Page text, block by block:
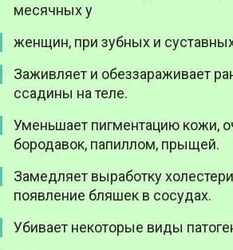
месячных у
женщин, при зубных и
Заживляет и обеззараживает
ссадины на теле.
Уменьшает пигментацию кожи,
бородавок, папиллом, прыщей.
Замедляет выработку
появление бляшек в сосудах.
Убивает некоторые виды